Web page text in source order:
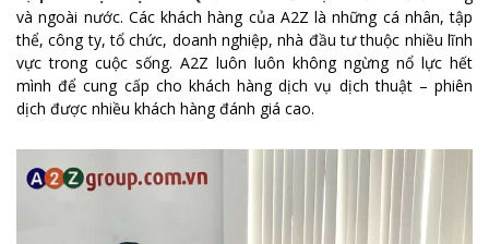
và ngoài nước. Các khách hàng của A2Z là những cá nhân, tập
thể, công ty, tổ chức, doanh nghiệp, nhà đầu tư thuộc nhiều lĩnh
vực trong cuộc sống. A2Z luôn luôn không ngừng nổ lực hết
mình để cung cấp cho khách hàng dịch vụ dịch thuật – phiên
dịch được nhiều khách hàng đánh giá cao.